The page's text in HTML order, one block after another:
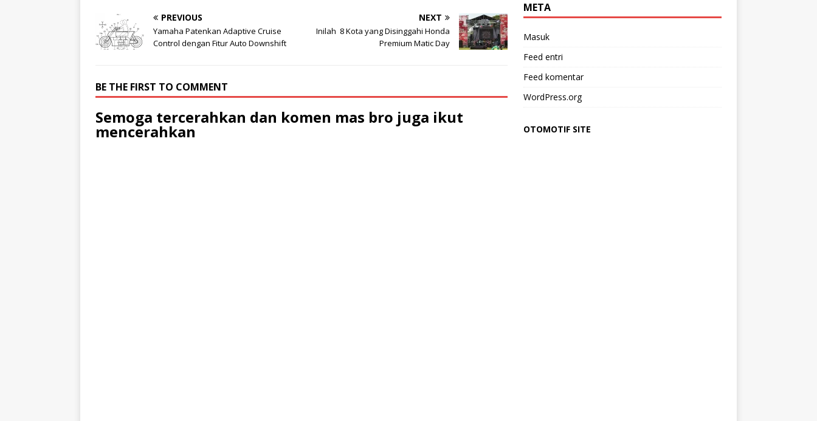
PREVIOUS
Yamaha Patenkan Adaptive Cruise
Control dengan Fitur Auto Downshift
NEXT
Inilah 8 Kota yang Disinggahi Honda
Premium Matic Day
BE THE FIRST TO COMMENT
Semoga tercerahkan dan komen mas bro juga ikut
mencerahkan
META
Masuk
Feed entri
Feed komentar
WordPress.org
OTOMOTIF SITE